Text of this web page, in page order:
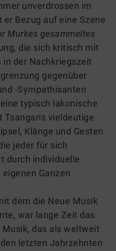
unverdrossen im
Bezug auf eine Szene
Murkes gesammeltes
die sich kritisch mit
in der Nachkriegszeit
gegenüber
-Sympathisanten
typisch lakonische
Tsangaris vieldeutige
Klänge und Gesten
jeder für sich
durch individuelle
Ganzen
dem die Neue Musik
war lange Zeit das
das als weltweit
letzten Jahrzehnten